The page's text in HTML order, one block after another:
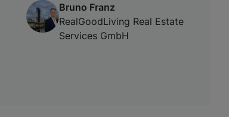
Bruno Franz
RealGoodLiving Real Estate
Services GmbH